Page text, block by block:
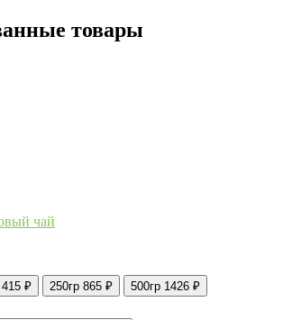
товары
чай
415 ₽ 250гр 865 ₽ 500гр 1426 ₽